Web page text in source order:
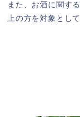
また、お酒に関す
上の方を対象とし